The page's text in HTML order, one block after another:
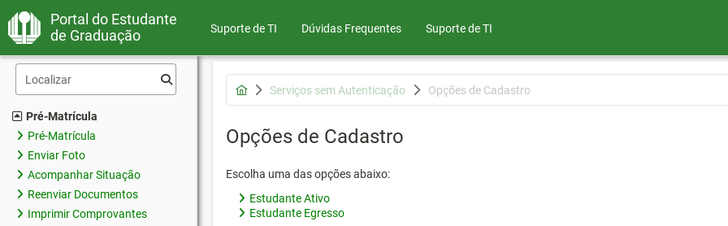
Portal do Estudante
de Graduação
Suporte de TI Dúvidas Frequentes Suporte de TI
Pré-Matrícula
Pré-Matrícula
Enviar Foto
Acompanhar Situação
Reenviar Documentos
Imprimir Comprovantes
Serviços sem Autenticação Opções de Cadastro
Opções de Cadastro
Escolha uma das opções abaixo:
Estudante Ativo
Estudante Egresso